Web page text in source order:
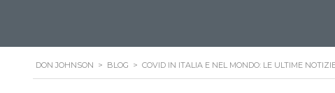
DON JOHNSON > BLOG > COVID IN ITALIA E NEL MONDO: LE ULTIME